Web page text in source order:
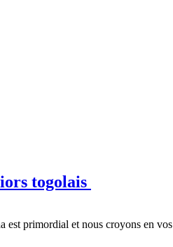
togolais
est primordial et nous croyons en